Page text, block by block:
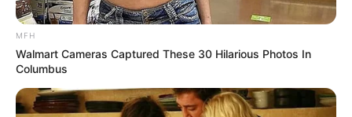
MFH
Walmart Cameras Captured These 30 Hilarious Photos In
Columbus